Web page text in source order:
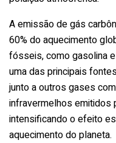
A emissão de gás
60% do aquecimento
fósseis, como gasolina
uma das principais
junto a outros gases
infravermelhos
intensificando o efeito
aquecimento do planeta.